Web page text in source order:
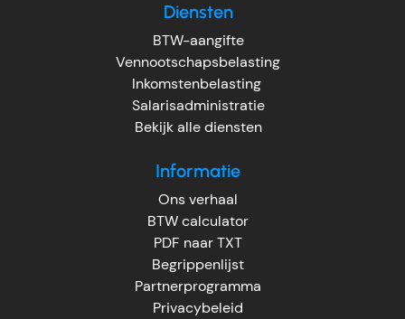
Diensten
BTW-aangifte
Vennootschapsbelasting
Inkomstenbelasting
Salarisadministratie
Bekijk alle diensten
Informatie
Ons verhaal
BTW calculator
PDF naar TXT
Begrippenlijst
Partnerprogramma
Privacybeleid